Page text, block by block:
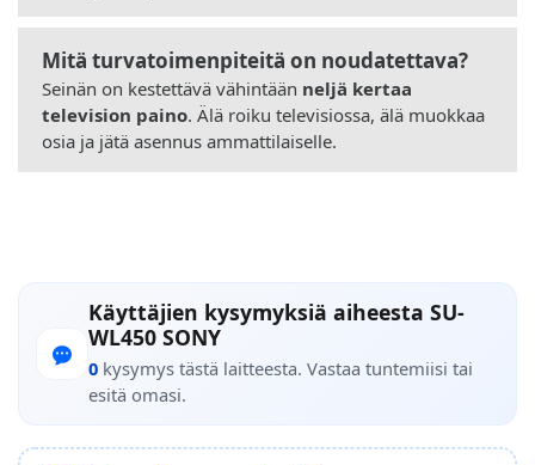
Mitä turvatoimenpiteitä on noudatettava?
Seinän on kestettävä vähintään neljä kertaa
television paino. Älä roiku televisiossa, älä muokkaa
osia ja jätä asennus ammattilaiselle.
Käyttäjien kysymyksiä aiheesta SU-
WL450 SONY
0 kysymys tästä laitteesta. Vastaa tuntemiisi tai
esitä omasi.